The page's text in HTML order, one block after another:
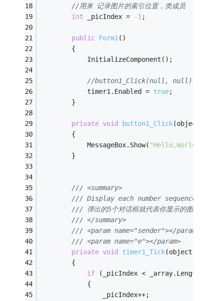
//用来 记录图片的索引位置，类成员
int _picIndex = -1;
public Form1()
        {
            InitializeComponent();
//button1_Click(null, null);
            timer1.Enabled =
true;
        }
private void button1_Click(object
        {
            MessageBox.Show(
"Hello,World"
        }
/// <summary>
/// Display each number sequence.
/// 弹出的5个对话框就代表你显示的图片和文
/// </summary>
/// <param name="sender"></param>
/// <param name="e"></param>
private void timer1_Tick(object
        {
if (_picIndex < _array.Length
            {
                _picIndex++;